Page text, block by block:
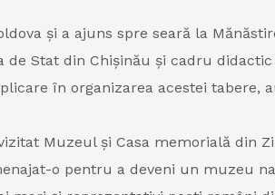
și a ajuns spre seară la
de Stat din Chișinău și cadru
în organizarea acestei
Muzeul și Casa memorială din
o pentru a deveni un muzeu